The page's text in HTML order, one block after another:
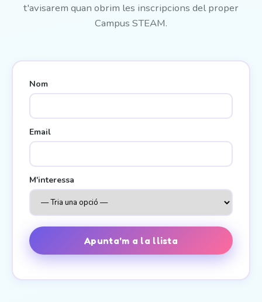
t'avisarem quan obrim les inscripcions del proper
Campus STEAM.
Nom
Email
M'interessa
Apunta'm a la llista